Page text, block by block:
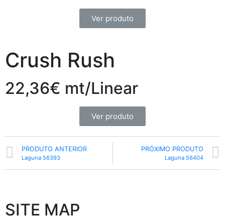
Ver produto
Crush Rush
22,36€ mt/Linear
Ver produto
PRODUTO ANTERIOR
Laguna 56393
PRÓXIMO PRODUTO
Laguna 56404
SITE MAP